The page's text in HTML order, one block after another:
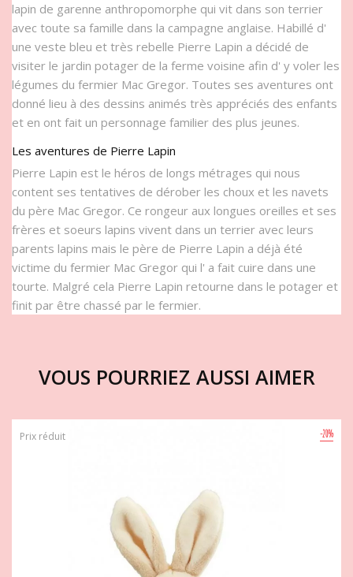
lapin de garenne anthropomorphe qui vit dans son terrier
avec toute sa famille dans la campagne anglaise. Habillé d'
une veste bleu et très rebelle Pierre Lapin a décidé de
visiter le jardin potager de la ferme voisine afin d' y voler les
légumes du fermier Mac Gregor. Toutes ses aventures ont
donné lieu à des dessins animés très appréciés des enfants
et en ont fait un personnage familier des plus jeunes.
Les aventures de Pierre Lapin
Pierre Lapin est le héros de longs métrages qui nous
content ses tentatives de dérober les choux et les navets
du père Mac Gregor. Ce rongeur aux longues oreilles et ses
frères et soeurs lapins vivent dans un terrier avec leurs
parents lapins mais le père de Pierre Lapin a déjà été
victime du fermier Mac Gregor qui l' a fait cuire dans une
tourte. Malgré cela Pierre Lapin retourne dans le potager et
finit par être chassé par le fermier.
VOUS POURRIEZ AUSSI AIMER
-20%
Prix réduit